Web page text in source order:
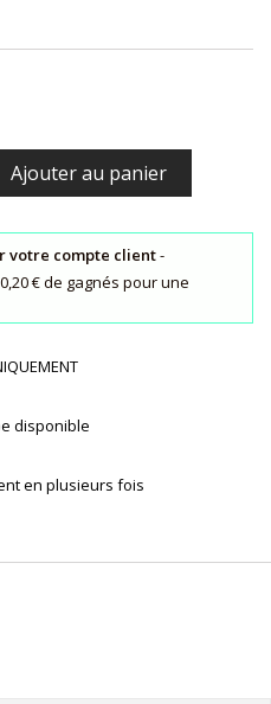
Ajouter au panier
votre compte client-
€ de gagnés pour une
disponible
en plusieurs fois